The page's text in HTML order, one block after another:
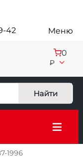
42 Меню
0
₽
Найти
1996